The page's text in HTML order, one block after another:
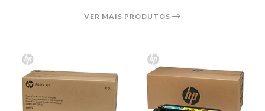
VER MAIS PRODUTOS